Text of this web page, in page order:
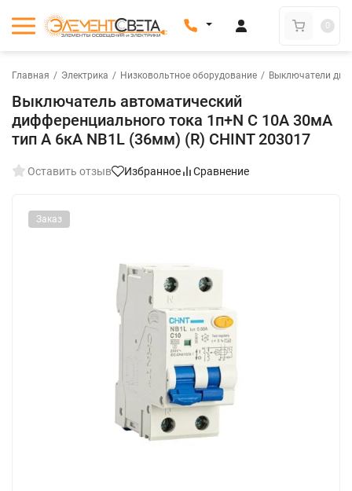
0
Главная / Электрика / Низковольтное оборудование / Выключатели
Выключатель автоматический
дифференциального тока 1п+N C 10А 30мА
тип A 6кА NB1L (36мм) (R) CHINT 203017
Оставить отзыв Избранное Сравнение
Заказ